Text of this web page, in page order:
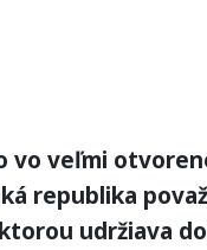
vo veľmi
republika
udržiava